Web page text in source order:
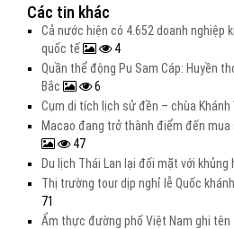
Các tin khác
Cả nước hiện có 4.652 doanh nghiệp
quốc tế
4
Quần thể động Pu Sam Cáp: Huyền
Bắc
6
Cụm di tích lịch sử đền – chùa Khánh
Macao đang trở thành điểm đến
47
Du lịch Thái Lan lại đối mặt với
Thị trường tour dịp nghỉ lễ Quốc
71
Ẩm thực đường phố Việt Nam ghi